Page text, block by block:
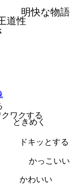
明快な物語
道性
クワクする
ときめく
ドキッとする
かっこいい
かわいい